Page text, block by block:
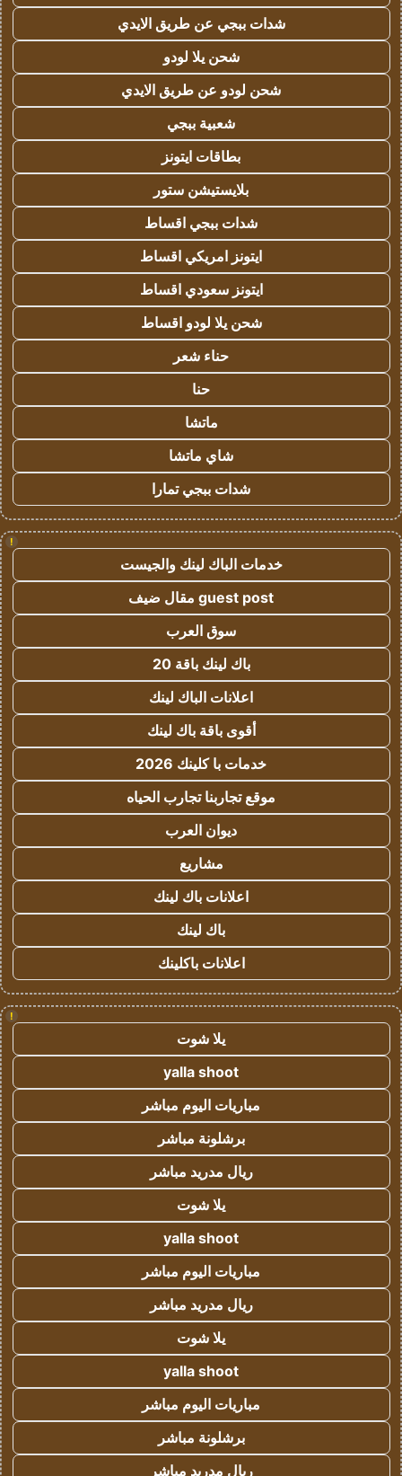
شدات ببجي عن طريق الايدي
شحن يلا لودو
شحن لودو عن طريق الايدي
شعبية ببجي
بطاقات ايتونز
بلايستيشن ستور
شدات ببجي اقساط
ايتونز امريكي اقساط
ايتونز سعودي اقساط
شحن يلا لودو اقساط
حناء شعر
حنا
ماتشا
شاي ماتشا
شدات ببجي تمارا
!
خدمات الباك لينك والجيست
guest post مقال ضيف
سوق العرب
باك لينك باقة 20
اعلانات الباك لينك
أقوى باقة باك لينك
خدمات با كلينك 2026
موقع تجاربنا تجارب الحياه
ديوان العرب
مشاريع
اعلانات باك لينك
باك لينك
اعلانات باكلينك
!
يلا شوت
yalla shoot
مباريات اليوم مباشر
برشلونة مباشر
ريال مدريد مباشر
يلا شوت
yalla shoot
مباريات اليوم مباشر
ريال مدريد مباشر
يلا شوت
yalla shoot
مباريات اليوم مباشر
برشلونة مباشر
ريال مدريد مباشر